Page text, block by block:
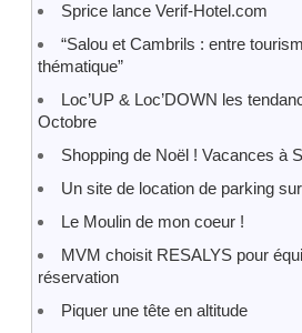
Sprice lance Verif-Hotel.com
“Salou et Cambrils : entre
thématique”
Loc’UP & Loc’DOWN les
Octobre
Shopping de Noël ! Vacances à
Un site de location de parking
Le Moulin de mon coeur !
MVM choisit RESALYS pour
réservation
Piquer une tête en altitude